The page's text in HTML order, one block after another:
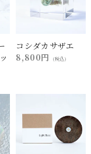
コシダカサザエ
8,800円
(税込)